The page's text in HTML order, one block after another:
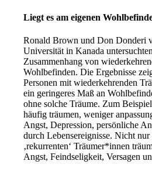
Liegt es am eigenen
Ronald Brown und Don Donderi
Universität in Kanada
Zusammenhang von
Wohlbefinden. Die Ergebnisse
Personen mit wiederkehrenden
ein geringeres Maß an
ohne solche Träume. Zum
häufig träumen, weniger
Angst, Depression, persönliche
durch Lebensereignisse. Nicht nur
‚rekurrenten‘ Träumer*innen
Angst, Feindseligkeit, Versagen